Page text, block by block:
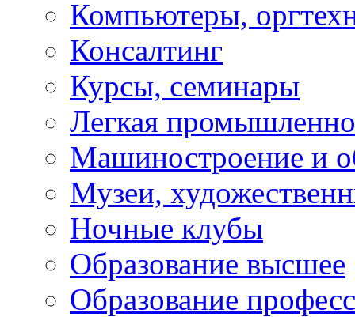
Компьютеры,
Консалтинг
Курсы, семинары
Легкая
Машиностроение и
Музеи,
Ночные клубы
Образование высшее
Образование